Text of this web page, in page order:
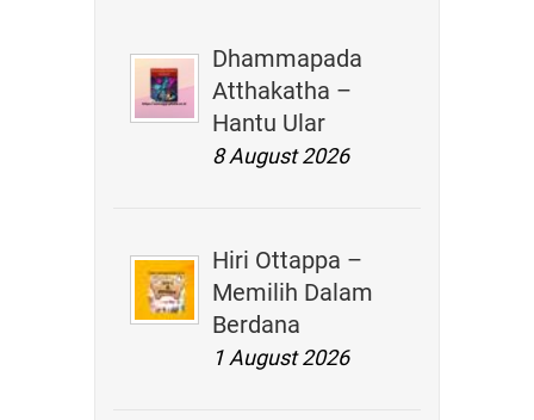
Dhammapada
Atthakatha –
Hantu Ular
8 August 2026
Hiri Ottappa –
Memilih Dalam
Berdana
1 August 2026